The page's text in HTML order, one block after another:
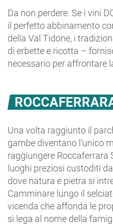
Da non perdere: Se i vini
il perfetto abbinamento
della Val Tidone, i
di erbette e ricotta –
necessario per affrontare
Una volta raggiunto il
gambe diventano l’unico
raggiungere Roccaferrara
luoghi preziosi custoditi
dove natura e pietra si
Camminare lungo il
vicenda che affonda le
si lega al nome della